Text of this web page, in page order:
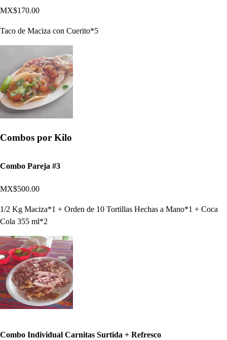
MX$170.00
Taco de Maciza con Cuerito*5
Combos por Kilo
Combo Pareja #3
MX$500.00
1/2 Kg Maciza*1 + Orden de 10 Tortillas Hechas a Mano*1 + Coca
Cola 355 ml*2
Combo Individual Carnitas Surtida + Refresco